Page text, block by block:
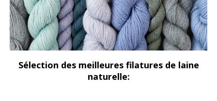
Sélection des meilleures filatures de laine
naturelle: